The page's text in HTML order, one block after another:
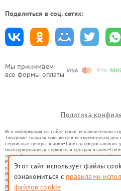
Мы принимаем
все формы оплаты
Поделиться в соц. сетях:
Политика
Вся информация на сайте носит исключительно
Товарные знаки используются исключительно для
сервисные центры xiaomi-fixim.ru предоставляют
неавторизованных сервисных центрах xiaomi-
правообладателями товарных знаков или их
Ремонт осуществляется для устройств, уже
со статьей 1487 ГК РФ.
Использование товарных знаков не преследует
потребителей в заблуждение, а служит для
ремонту техники указанных брендов.
Этот сайт использует файлы
ознакомиться с правилами
файлов cookie